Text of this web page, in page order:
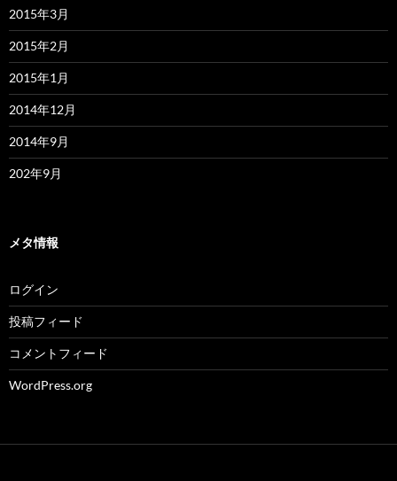
2015年3月
2015年2月
2015年1月
2014年12月
2014年9月
202年9月
メタ情報
ログイン
投稿フィード
コメントフィード
WordPress.org